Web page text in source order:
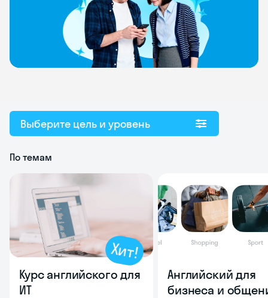
Выберите цель и уровень
По темам
Курс английского для
ИТ
Хит!
Английский для
бизнеса и